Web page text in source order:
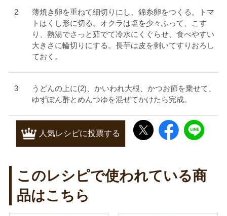
薄焼き卵を重ねて細切りにし、錦糸卵をつくる。トマ
トはくし形に切る。オクラは塩を少々ふって、こす
り、熱湯でさっと茹でて冷水にくぐらせ、食べやすい
大きさに輪切りにする。長芋は皮を剥いてすりおろし
ておく。
うどんの上に(2)、かいわれ大根、かつお節を乗せて、
ゆずぽん酢とめんつゆを混ぜてかけたら完成。
人気レシピに投票する
このレシピで使われている商
品はこちら